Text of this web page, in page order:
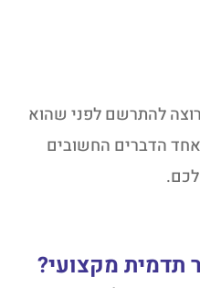
להתרשם לפני שהוא
הדברים החשובים
תדמית מקצועי?